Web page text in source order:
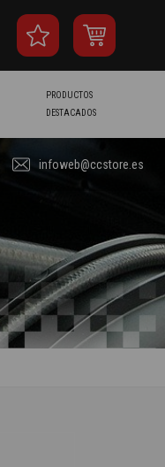
PRODUCTOS
DESTACADOS
infoweb@ccstore.es